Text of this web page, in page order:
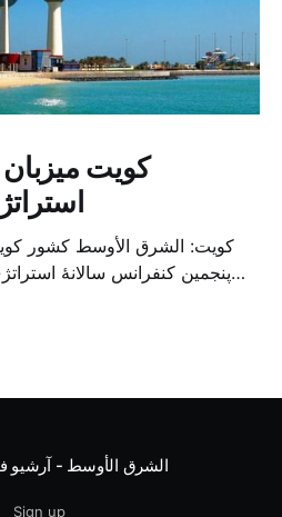
کویت
کویت: الشرق الأوسط کشور
پنجمین کنفرانس سالانهٔ
متخصص از شرکت‌های جهانی
الشرق الأوسط - آرشیو
Sign up